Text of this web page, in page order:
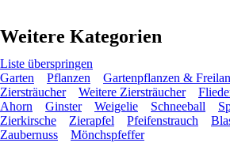
Weitere Kategorien
Liste überspringen
Garten
Pflanzen
Gartenpflanzen &
Ziersträucher
Weitere Ziersträucher
Ahorn
Ginster Weigelie Schneeball
Zierkirsche
Zierapfel Pfeifenstrauch
Zaubernuss
Mönchspfeffer